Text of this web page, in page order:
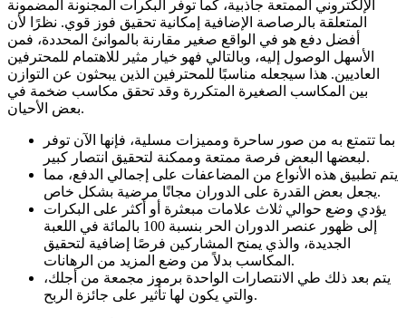
الإلكتروني الممتعة جاذبية، كما توفر البكرات المجنونة المضمونة
المتعلقة بالرصاصة الإضافية إمكانية تحقيق فوز قوي. نظرًا لأن
أفضل دفع هو في الواقع صغير مقارنة بالموانئ المحددة، فمن
الأسهل الوصول إليه، وبالتالي فهو خيار مثير للاهتمام للمحترفين
العاديين. هذا سيجعله مناسبًا للمحترفين الذين يبحثون عن التوازن
بين المكاسب الصغيرة المتكررة وقد تحقق مكاسب ضخمة في
بعض الأحيان.
بما تتمتع به من صور ساحرة ومميزات مسلية، فإنها الآن توفر
لبعضها البعض فرصة ممتعة وممكنة لتحقيق انتصار كبير.
يتم تطبيق هذه الأنواع من المضاعفات على إجمالي الدفع، مما
يجعل بعض القدرة على الدوران مجانًا مرضية بشكل خاص.
يؤدي وضع حوالي ثلاث علامات مبعثرة أو أكثر على البكرات
إلى ظهور عنصر الدوران الحر بنسبة 100 بالمائة في اللعبة
الجديدة، والذي يمنح المشاركين فرصًا إضافية لتحقيق
المكاسب بدلاً من وضع المزيد من الرهانات.
يتم بعد ذلك طي الانتصارات الواحدة برموز مجمعة من أجلك،
والتي يكون لها تأثير على جائزة الربح.